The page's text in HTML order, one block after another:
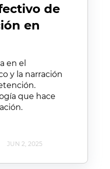
de
en
en el
y la narración
que hace
JUN 2, 2025